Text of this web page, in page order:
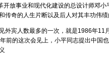
事业和现代化建设的总设计师邓小
传奇的人生片断以及后人对其丰功伟
宾人数最多的一次，就是1986年11
前的这次会见上，小平同志提出中国